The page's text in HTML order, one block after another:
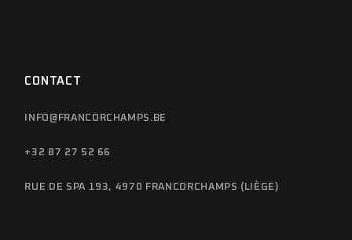
CONTACT
INFO@FRANCORCHAMPS.BE
+32 87 27 52 66
RUE DE SPA 193, 4970 FRANCORCHAMPS (LIÈGE)